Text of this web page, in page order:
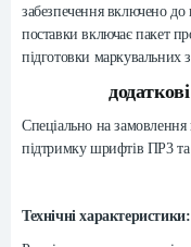
забезпечення включено
поставки включає пакет
підготовки маркувальних
Спеціально на
підтримку шрифтів ПР3
Технічні характеристики: